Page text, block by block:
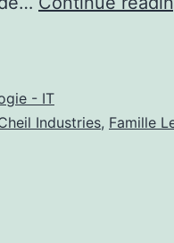
- IT
Industries, Famille